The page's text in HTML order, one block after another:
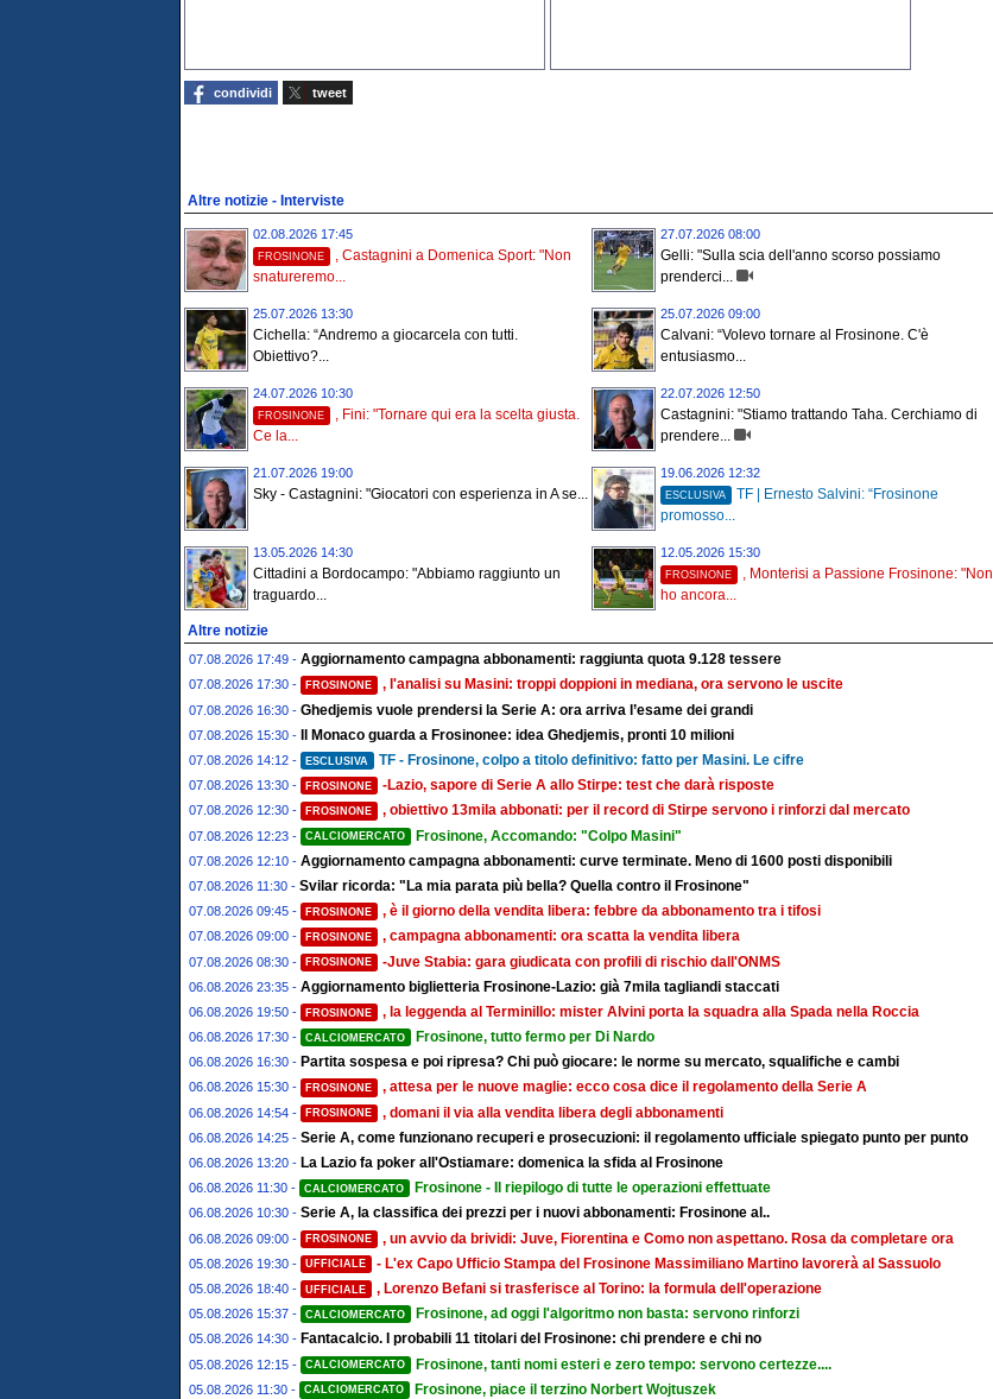
condividi tweet
Altre notizie - Interviste
02.08.2026 17:45
FROSINONE
, Castagnini a Domenica Sport: "Non
snatureremo...
27.07.2026 08:00
Gelli: "Sulla scia dell'anno scorso possiamo
prenderci...
25.07.2026 13:30
Cichella: “Andremo a giocarcela con tutti.
Obiettivo?...
25.07.2026 09:00
Calvani: “Volevo tornare al Frosinone. C'è
entusiasmo...
24.07.2026 10:30
FROSINONE
, Fini: "Tornare qui era la scelta giusta.
Ce la...
22.07.2026 12:50
Castagnini: "Stiamo trattando Taha. Cerchiamo di
prendere...
21.07.2026 19:00
Sky - Castagnini: "Giocatori con esperienza in A se...
19.06.2026 12:32
ESCLUSIVA
TF | Ernesto Salvini: “Frosinone
promosso...
13.05.2026 14:30
Cittadini a Bordocampo: "Abbiamo raggiunto un
traguardo...
12.05.2026 15:30
FROSINONE
, Monterisi a Passione Frosinone: "Non
ho ancora...
Altre notizie
07.08.2026 17:49 - Aggiornamento campagna abbonamenti: raggiunta quota 9.128 tessere
07.08.2026 17:30 - FROSINONE , l'analisi su Masini: troppi doppioni in mediana, ora servono le uscite
07.08.2026 16:30 - Ghedjemis vuole prendersi la Serie A: ora arriva l’esame dei grandi
07.08.2026 15:30 - Il Monaco guarda a Frosinonee: idea Ghedjemis, pronti 10 milioni
07.08.2026 14:12 - ESCLUSIVA TF - Frosinone, colpo a titolo definitivo: fatto per Masini. Le cifre
07.08.2026 13:30 - FROSINONE -Lazio, sapore di Serie A allo Stirpe: test che darà risposte
07.08.2026 12:30 - FROSINONE , obiettivo 13mila abbonati: per il record di Stirpe servono i rinforzi dal mercato
07.08.2026 12:23 - CALCIOMERCATO Frosinone, Accomando: "Colpo Masini"
07.08.2026 12:10 - Aggiornamento campagna abbonamenti: curve terminate. Meno di 1600 posti disponibili
07.08.2026 11:30 - Svilar ricorda: "La mia parata più bella? Quella contro il Frosinone"
07.08.2026 09:45 - FROSINONE , è il giorno della vendita libera: febbre da abbonamento tra i tifosi
07.08.2026 09:00 - FROSINONE , campagna abbonamenti: ora scatta la vendita libera
07.08.2026 08:30 - FROSINONE -Juve Stabia: gara giudicata con profili di rischio dall'ONMS
06.08.2026 23:35 - Aggiornamento biglietteria Frosinone-Lazio: già 7mila tagliandi staccati
06.08.2026 19:50 - FROSINONE , la leggenda al Terminillo: mister Alvini porta la squadra alla Spada nella Roccia
06.08.2026 17:30 - CALCIOMERCATO Frosinone, tutto fermo per Di Nardo
06.08.2026 16:30 - Partita sospesa e poi ripresa? Chi può giocare: le norme su mercato, squalifiche e cambi
06.08.2026 15:30 - FROSINONE , attesa per le nuove maglie: ecco cosa dice il regolamento della Serie A
06.08.2026 14:54 - FROSINONE , domani il via alla vendita libera degli abbonamenti
06.08.2026 14:25 - Serie A, come funzionano recuperi e prosecuzioni: il regolamento ufficiale spiegato punto per punto
06.08.2026 13:20 - La Lazio fa poker all'Ostiamare: domenica la sfida al Frosinone
06.08.2026 11:30 - CALCIOMERCATO Frosinone - Il riepilogo di tutte le operazioni effettuate
06.08.2026 10:30 - Serie A, la classifica dei prezzi per i nuovi abbonamenti: Frosinone al..
06.08.2026 09:00 - FROSINONE , un avvio da brividi: Juve, Fiorentina e Como non aspettano. Rosa da completare ora
05.08.2026 19:30 - UFFICIALE - L'ex Capo Ufficio Stampa del Frosinone Massimiliano Martino lavorerà al Sassuolo
05.08.2026 18:40 - UFFICIALE , Lorenzo Befani si trasferisce al Torino: la formula dell'operazione
05.08.2026 15:37 - CALCIOMERCATO Frosinone, ad oggi l'algoritmo non basta: servono rinforzi
05.08.2026 14:30 - Fantacalcio. I probabili 11 titolari del Frosinone: chi prendere e chi no
05.08.2026 12:15 - CALCIOMERCATO Frosinone, tanti nomi esteri e zero tempo: servono certezze....
05.08.2026 11:30 - CALCIOMERCATO Frosinone, piace il terzino Norbert Wojtuszek